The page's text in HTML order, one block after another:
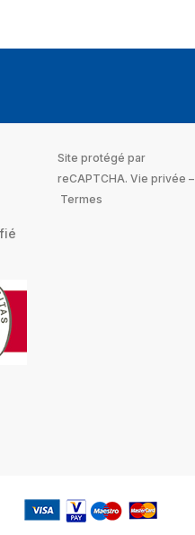
Site protégé par
reCAPTCHA.Vie privée –
Termes